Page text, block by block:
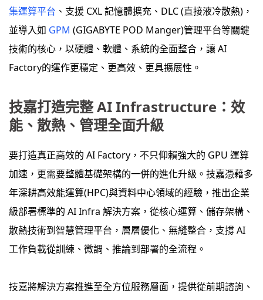
集運算平台 、支援 CXL 記憶體擴充、DLC (直接液冷散熱)，
並導入如 GPM (GIGABYTE POD Manger)管理平台等關鍵
技術的核心，以硬體、軟體、系統的全面整合，讓 AI
Factory的運作更穩定、更高效、更具擴展性。
技嘉打造完整 AI Infrastructure：效
能、散熱、管理全面升級
要打造真正高效的 AI Factory，不只仰賴強大的 GPU 運算
加速，更需要整體基礎架構的一併的進化升級。技嘉憑藉多
年深耕高效能運算(HPC)與資料中心領域的經驗，推出企業
級部署標準的 AI Infra 解決方案，從核心運算、儲存架構、
散熱技術到智慧管理平台，層層優化、無縫整合，支撐 AI
工作負載從訓練、微調、推論到部署的全流程。
技嘉將解決方案推進至全方位服務層面，提供從前期諮詢、